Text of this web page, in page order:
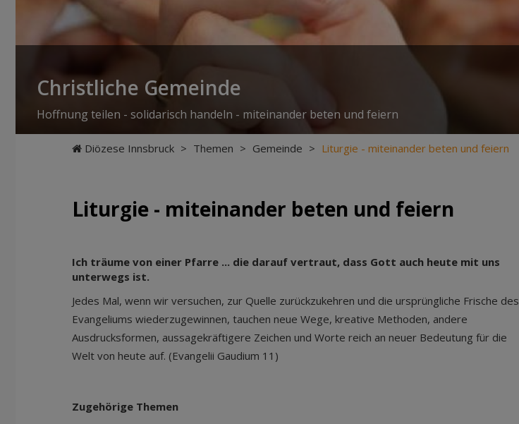
Christliche Gemeinde
Hoffnung teilen - solidarisch handeln - miteinander beten und feiern
Diözese Innsbruck > Themen > Gemeinde > Liturgie - miteinander beten und feiern
Liturgie - miteinander beten und feiern
Ich träume von einer Pfarre ... die darauf vertraut, dass Gott auch heute mit uns
unterwegs ist.
Jedes Mal, wenn wir versuchen, zur Quelle zurückzukehren und die ursprüngliche Frische des
Evangeliums wiederzugewinnen, tauchen neue Wege, kreative Methoden, andere
Ausdrucksformen, aussagekräftigere Zeichen und Worte reich an neuer Bedeutung für die
Welt von heute auf. (Evangelii Gaudium 11)
Zugehörige Themen